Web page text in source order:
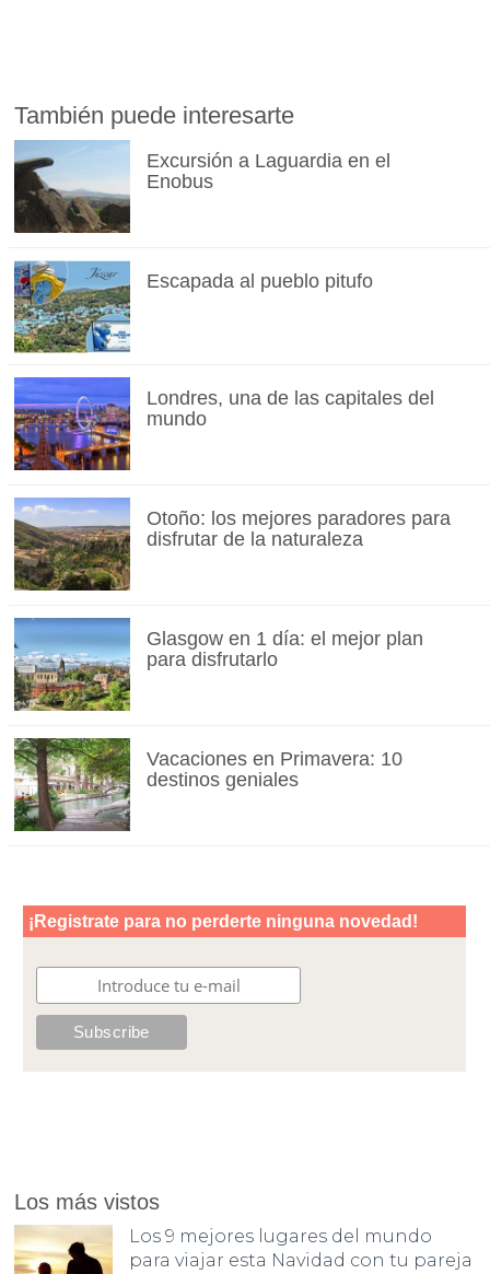
También puede interesarte
Excursión a Laguardia en el
Enobus
Escapada al pueblo pitufo
Londres, una de las capitales del
mundo
Otoño: los mejores paradores para
disfrutar de la naturaleza
Glasgow en 1 día: el mejor plan
para disfrutarlo
Vacaciones en Primavera: 10
destinos geniales
Los más vistos
Los 9 mejores lugares del mundo
para viajar esta Navidad con tu pareja